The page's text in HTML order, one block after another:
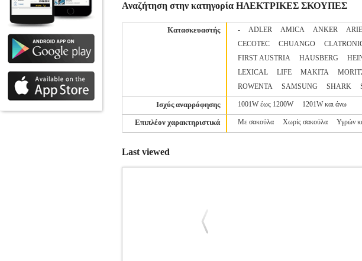
Αναζήτηση στην κατηγορία ΗΛΕΚΤΡΙΚΕΣ ΣΚΟΥΠΕΣ
Κατασκευαστής - ADLER AMICA ANKER
CECOTEC
CHUANGO
FIRST AUSTRIA
HAUSBERG
LEXICAL
LIFE MAKITA
ROWENTA
SAMSUNG SHARK
Ισχύς αναρρόφησης 1001W έως 1200W 1201W και άνω
Επιπλέον χαρακτηριστικά Με σακούλα Χωρίς σακούλα Υγρών
Last viewed